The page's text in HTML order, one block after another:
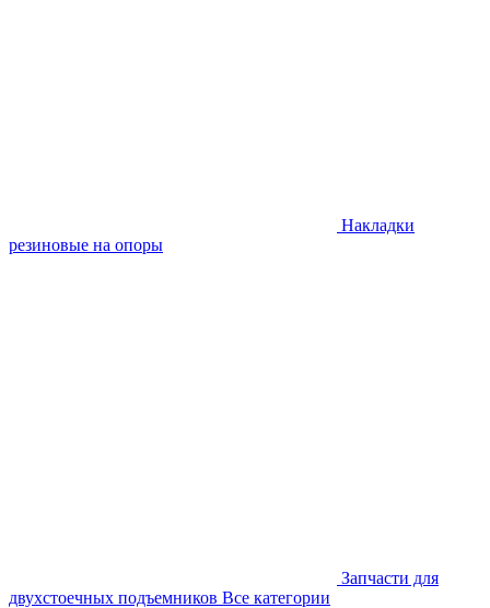
Накладки
резиновые на опоры
Запчасти для
двухстоечных подъемников Все категории